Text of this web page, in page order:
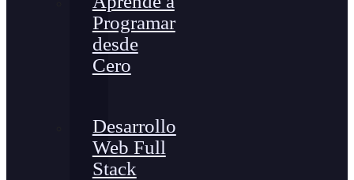
Programar
desde
Cero
Desarrollo
Web Full
Stack